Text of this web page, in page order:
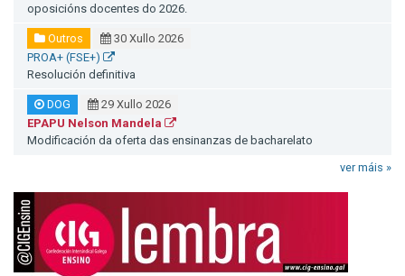
oposicións docentes do 2026.
Outros
30 Xullo 2026
PROA+ (FSE+)
Resolución definitiva
DOG
29 Xullo 2026
EPAPU Nelson Mandela
Modificación da oferta das ensinanzas de bacharelato
ver máis »